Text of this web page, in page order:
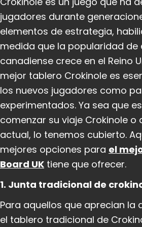
jugadores durante
elementos de estrategia,
medida que la popularidad de
canadiense crece en el Reino
mejor tablero Crokinole es
los nuevos jugadores como
experimentados. Ya sea que
comenzar su viaje Crokinole o
actual, lo tenemos cubierto.
mejores opciones para el
Board UK tiene que ofrecer.
1. Junta tradicional de
Para aquellos que aprecian la
el tablero tradicional de